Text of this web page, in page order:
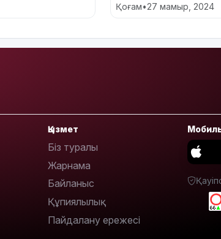
Қоғам•27 мамыр, 2024
Қызмет
Біз туралы
Жарнама
Байланыс
Құпиялылық
Пайдалану ережесі